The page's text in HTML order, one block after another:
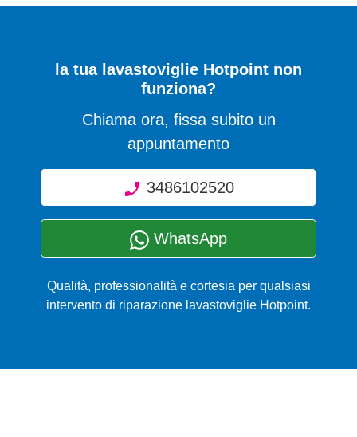
la tua lavastoviglie Hotpoint non
funziona?
Chiama ora, fissa subito un
appuntamento
3486102520
WhatsApp
Qualità, professionalità e cortesia per qualsiasi
intervento di riparazione lavastoviglie Hotpoint.